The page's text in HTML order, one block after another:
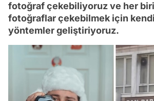
fotoğraf çekebiliyoruz ve her
fotoğraflar çekebilmek için
yöntemler geliştiriyoruz.